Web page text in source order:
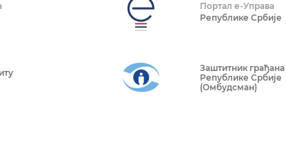
Портал е-Управа
Републике Србије
Заштитник грађана
Републике Србије
(Омбудсман)